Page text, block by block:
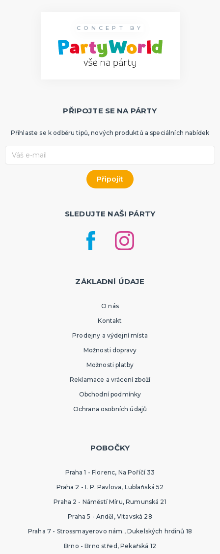
CONCEPT BY
PŘIPOJTE SE NA PÁRTY
Přihlaste se k odběru tipů, nových produktů a speciálních nabídek
SLEDUJTE NAŠI PÁRTY
ZÁKLADNÍ ÚDAJE
O nás
Kontakt
Prodejny a výdejní místa
Možnosti dopravy
Možnosti platby
Reklamace a vrácení zboží
Obchodní podmínky
Ochrana osobních údajů
POBOČKY
Praha 1 - Florenc, Na Poříčí 33
Praha 2 - I. P. Pavlova, Lublaňská 52
Praha 2 - Náměstí Míru, Rumunská 21
Praha 5 - Anděl, Vltavská 28
Praha 7 - Strossmayerovo nám., Dukelských hrdinů 18
Brno - Brno střed, Pekařská 12